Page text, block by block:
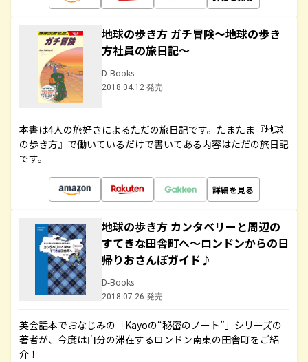
地球の歩き方 ガチ冒険～地球の歩き
方社員の旅日記～
D-Books
2018.04.12 発売
本書は4人の旅好きによるただの旅日記です。たまたま『地球
の歩き方』で働いているだけで書いてある内容はただの旅日記
です。
詳細を見る
地球の歩き方 カンタベリーと周辺の
すてきな田舎町へ～ロンドンからの日
帰りおさんぽガイド♪
D-Books
2018.07.26 発売
英会話本でおなじみの「Kayoの“秘密のノート”」シリーズの
著者が、今度は自分の滞在するロンドン南東の田舎町をご紹
介！